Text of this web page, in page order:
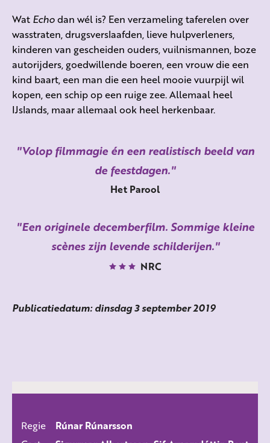
Wat Echodan wél is? Een verzameling taferelen over
wasstraten, drugsverslaafden, lieve hulpverleners,
kinderen van gescheiden ouders, vuilnismannen, boze
autorijders, goedwillende boeren, een vrouw die een
kind baart, een man die een heel mooie vuurpijl wil
kopen, een schip op een ruige zee. Allemaal heel
IJslands, maar allemaal ook heel herkenbaar.
Volop filmmagie én een realistisch beeld van
de feestdagen.
Het Parool
Een originele decemberfilm. Sommige kleine
scènes zijn levende schilderijen.
NRC
Publicatiedatum: dinsdag 3 september 2019
Regie
Rúnar Rúnarsson